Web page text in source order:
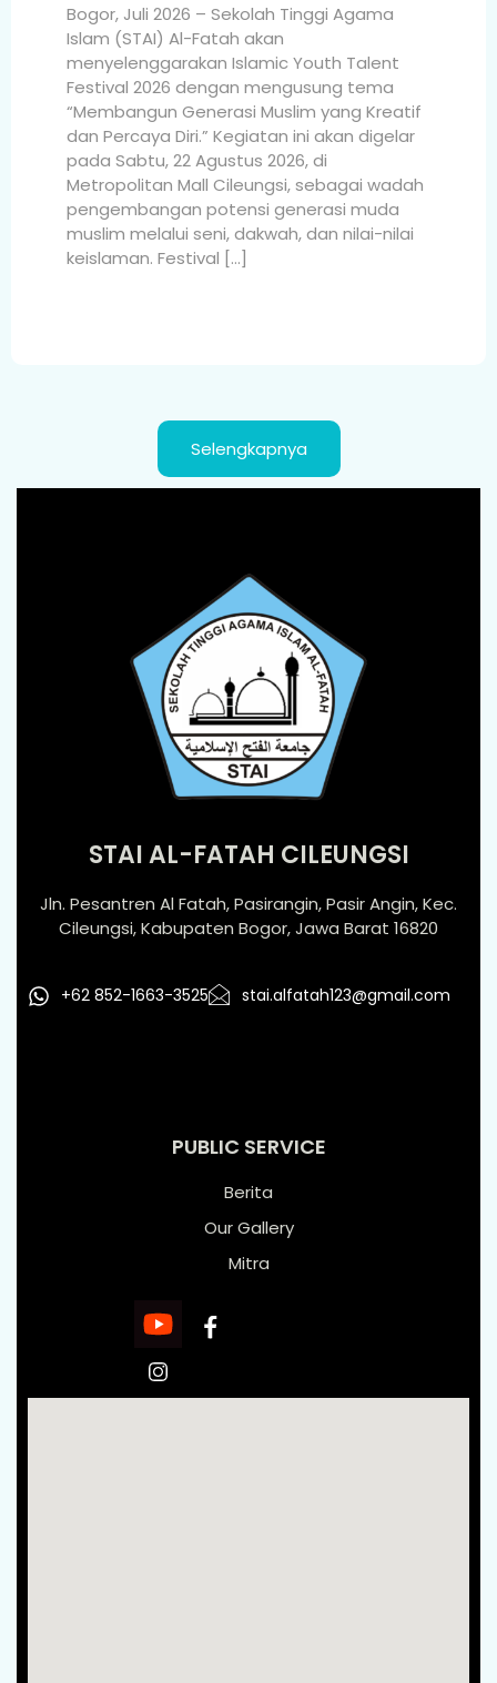
Bogor, Juli 2026 – Sekolah Tinggi Agama
Islam (STAI) Al-Fatah akan
menyelenggarakan Islamic Youth Talent
Festival 2026 dengan mengusung tema
“Membangun Generasi Muslim yang Kreatif
dan Percaya Diri.” Kegiatan ini akan digelar
pada Sabtu, 22 Agustus 2026, di
Metropolitan Mall Cileungsi, sebagai wadah
pengembangan potensi generasi muda
muslim melalui seni, dakwah, dan nilai-nilai
keislaman. Festival […]
Selengkapnya
STAI AL-FATAH CILEUNGSI
Jln. Pesantren Al Fatah, Pasirangin, Pasir Angin, Kec.
Cileungsi, Kabupaten Bogor, Jawa Barat 16820
+62 852-1663-3525 stai.alfatah123@gmail.com
PUBLIC SERVICE
Berita
Our Gallery
Mitra